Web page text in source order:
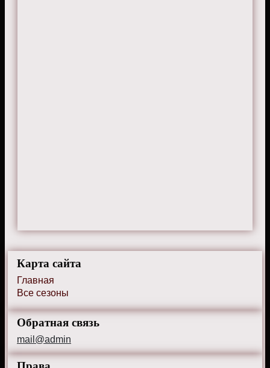
Карта сайта
Главная
Все сезоны
Обратная связь
mail@admin